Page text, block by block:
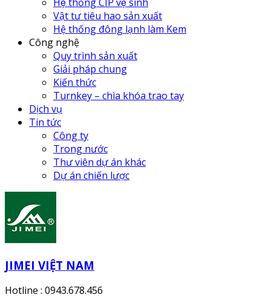
Vật tư tiêu hao sản xuất
Hệ thống đông lạnh làm Kem
Công nghệ
Quy trình sản xuất
Giải pháp chung
Kiến thức
Turnkey – chìa khóa trao tay
Dịch vụ
Tin tức
Công ty
Trong nước
Thư viên dự án khác
Dự án chiến lược
JIMEI VIỆT NAM
Hotline : 0943.678.456